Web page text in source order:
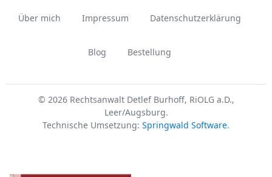
Über mich Impressum Datenschutzerklärung
Blog Bestellung
© 2026 Rechtsanwalt Detlef Burhoff, RiOLG a.D.,
Leer/Augsburg.
Technische Umsetzung: Springwald Software.